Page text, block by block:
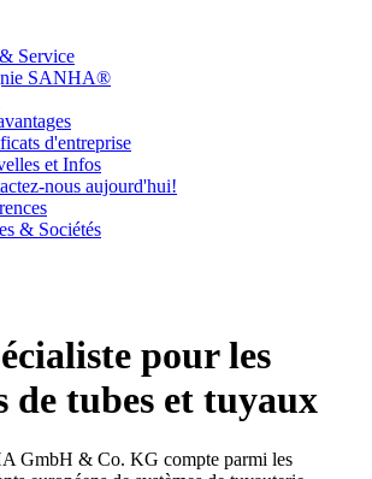
Service
SANHA®
d'entreprise
et Infos
nous aujourd'hui!
& Sociétés
pour les
de tubes et tuyaux
GmbH & Co. KG compte parmi les